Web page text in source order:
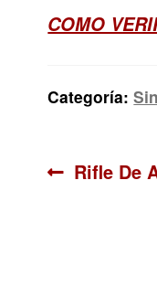
COMO
Categoría:
Anterior:
Rifle De